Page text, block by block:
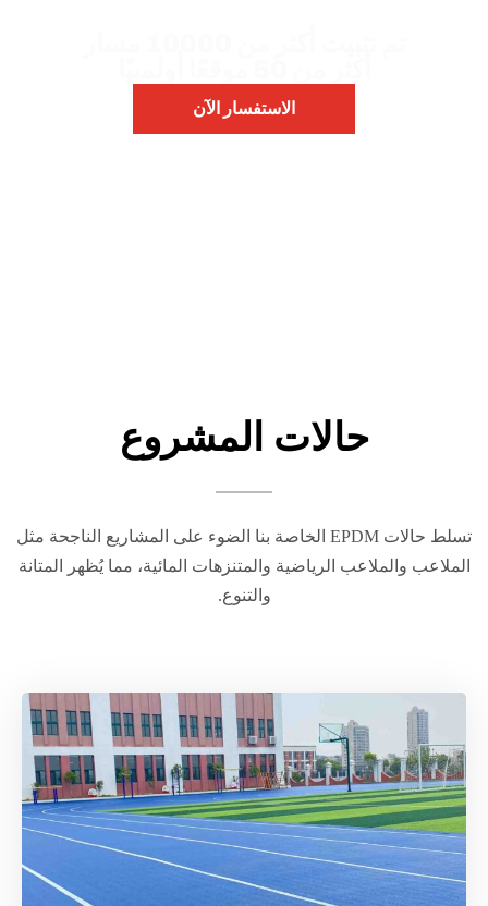
الاستفسار الآن
حالات المشروع
تسلط حالات EPDM الخاصة بنا الضوء على المشاريع الناجحة مثل
الملاعب والملاعب الرياضية والمتنزهات المائية، مما يُظهر المتانة
والتنوع.